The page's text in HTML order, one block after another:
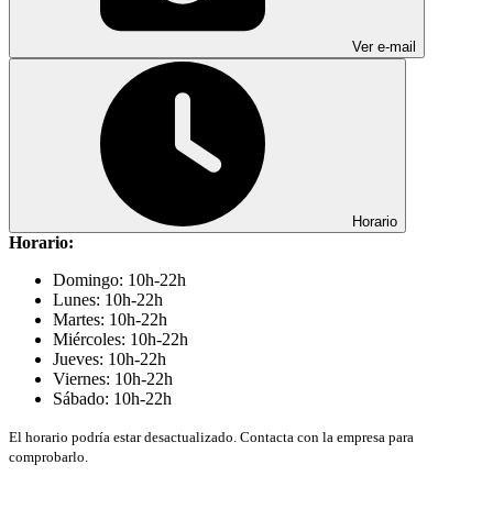
Ver e-mail
Horario
Horario:
Domingo: 10h-22h
Lunes: 10h-22h
Martes: 10h-22h
Miércoles: 10h-22h
Jueves: 10h-22h
Viernes: 10h-22h
Sábado: 10h-22h
El horario podría estar desactualizado. Contacta con la empresa para
comprobarlo.